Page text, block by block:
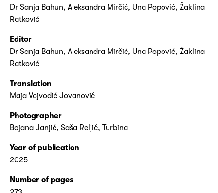
Dr Sanja Bahun, Aleksandra Mirčić, Una Popović, Žaklina
Ratković
Editor
Dr Sanja Bahun, Aleksandra Mirčić, Una Popović, Žaklina
Ratković
Translation
Maja Vojvodić Jovanović
Photographer
Bojana Janjić, Saša Reljić, Turbina
Year of publication
2025
Number of pages